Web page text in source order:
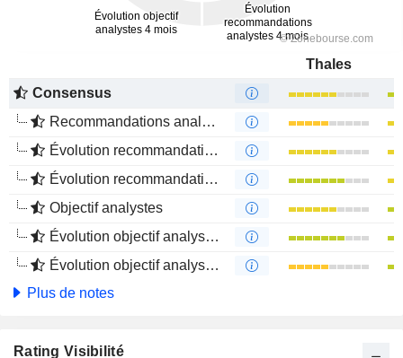
Thales
Consensus
Recommandations analystes
Évolution recommandations analystes 1 an
Évolution recommandations analystes 4 mois
Objectif analystes
Évolution objectif analystes 1 an
Évolution objectif analystes 4 mois
Plus de notes
Rating Visibilité